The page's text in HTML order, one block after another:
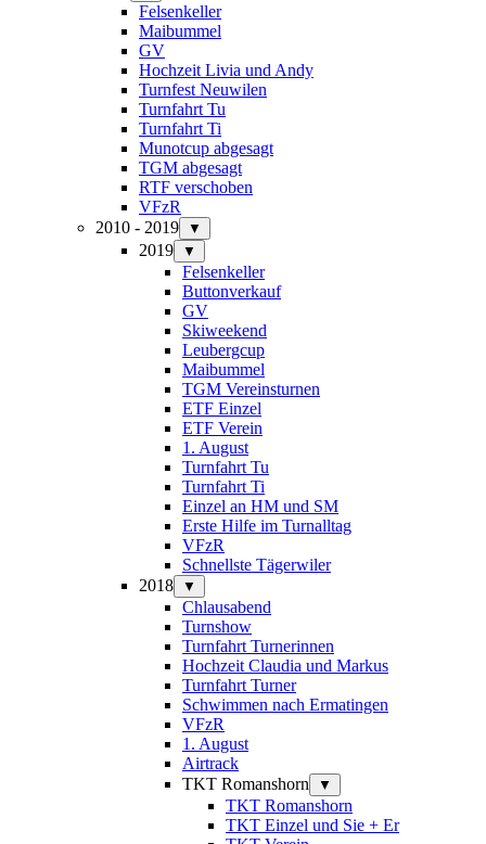
Felsenkeller
Maibummel
GV
Hochzeit Livia und Andy
Turnfest Neuwilen
Turnfahrt Tu
Turnfahrt Ti
Munotcup abgesagt
TGM abgesagt
RTF verschoben
VFzR
2010 - 2019
▼
2019 ▼
Felsenkeller
Buttonverkauf
GV
Skiweekend
Leubergcup
Maibummel
TGM Vereinsturnen
ETF Einzel
ETF Verein
1. August
Turnfahrt Tu
Turnfahrt Ti
Einzel an HM und SM
Erste Hilfe im Turnalltag
VFzR
Schnellste Tägerwiler
2018
▼
Chlausabend
Turnshow
Turnfahrt Turnerinnen
Hochzeit Claudia und Markus
Turnfahrt Turner
Schwimmen nach Ermatingen
VFzR
1. August
Airtrack
TKT Romanshorn
▼
TKT Romanshorn
TKT Einzel und Sie + Er